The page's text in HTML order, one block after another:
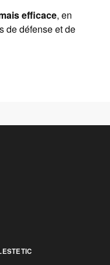
efficace, en
de défense et de